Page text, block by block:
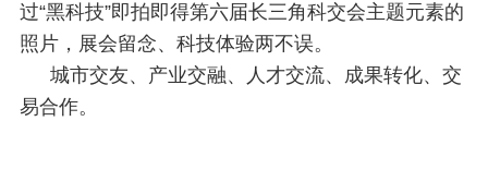
过“黑科技”即拍即得第六届长三角科交会主题元素的
照片，展会留念、科技体验两不误。
城市交友、产业交融、人才交流、成果转化、交
易合作。